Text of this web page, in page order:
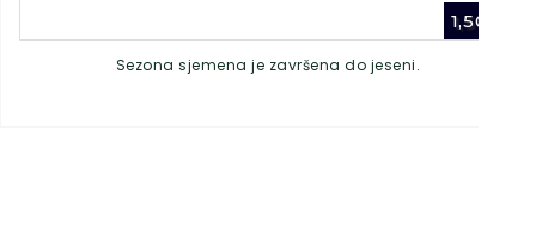
1,50
Sezona sjemena je završena do jeseni.